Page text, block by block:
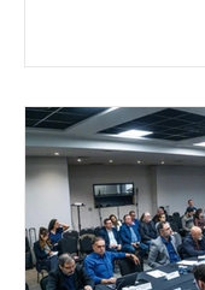
negociações das
empregados
os cálculos e
proposta. O
proposta